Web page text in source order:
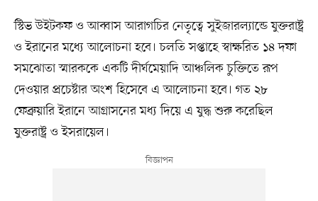
স্টিভ উইটকফ ও আব্বাস আরাগচির নেতৃত্বে সুইজারল্যান্ডে যুক্তরাষ্ট্র
ও ইরানের মধ্যে আলোচনা হবে। চলতি সপ্তাহে স্বাক্ষরিত ১৪ দফা
সমঝোতা স্মারককে একটি দীর্ঘমেয়াদি আঞ্চলিক চুক্তিতে রূপ
দেওয়ার প্রচেষ্টার অংশ হিসেবে এ আলোচনা হবে। গত ২৮
ফেব্রুয়ারি ইরানে আগ্রাসনের মধ্য দিয়ে এ যুদ্ধ শুরু করেছিল
যুক্তরাষ্ট্র ও ইসরায়েল।